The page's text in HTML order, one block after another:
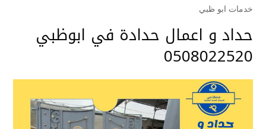
خدمات ابو ظبي
حداد و اعمال حدادة في ابوظبي
0508022520